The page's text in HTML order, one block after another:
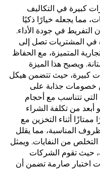
كبيرة في التكاليف
مما يجعله خيارًا ذكيًا
التفريط في جودة الأداء.
في المشتريات تصل إلى
المتميزة، مع الحفاظ
ويصبح هذا الميزة
كبيرة، حيث تتضمن هيكل
خصومات جذابة على
التي تتناسب مع أحجام
أبعد من تكلفة الشراء
ممتازًا أثناء التخزين مع
12 شهرًا في الظروف المناسبة، مما يقلل
من النفايات. ويمثل
حيث تقوم الشركات
اختبار صارمة تضمن أن